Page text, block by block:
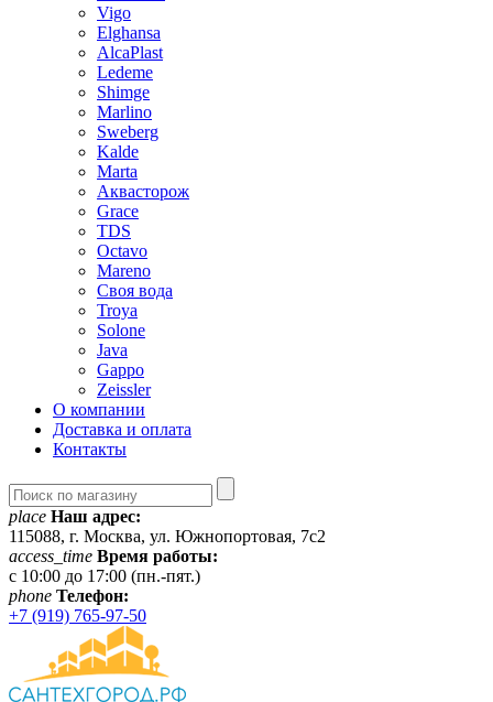
Vigo
Elghansa
AlcaPlast
Ledeme
Shimge
Marlino
Sweberg
Kalde
Marta
Аквасторож
Grace
TDS
Octavo
Mareno
Своя вода
Troya
Solone
Java
Gappo
Zeissler
О компании
Доставка и оплата
Контакты
place Наш адрес:
115088, г. Москва, ул. Южнопортовая, 7с2
access_time Время работы:
c 10:00 до 17:00 (пн.-пят.)
phone Телефон:
+7 (919) 765-97-50